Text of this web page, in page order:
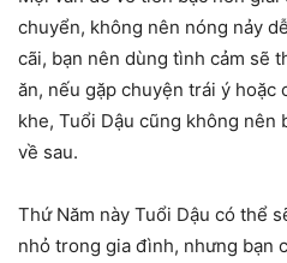
chuyển, không nên nóng nảy
cãi, bạn nên dùng tình cảm sẽ
ăn, nếu gặp chuyện trái ý
khe, Tuổi Dậu cũng không nên
về sau.
Thứ Năm này Tuổi Dậu có thể
nhỏ trong gia đình, nhưng bạn